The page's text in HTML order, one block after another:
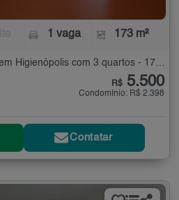
1 vaga 173 m²
Apartamento para Alugar em Higienópolis com 3 quartos - 173 m²
R$ 5.500
Condomínio: R$ 2.398
Contatar